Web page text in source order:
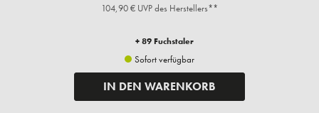
104,90 € UVP des Herstellers**
+ 89 Fuchstaler
Sofort verfügbar
IN DEN WARENKORB